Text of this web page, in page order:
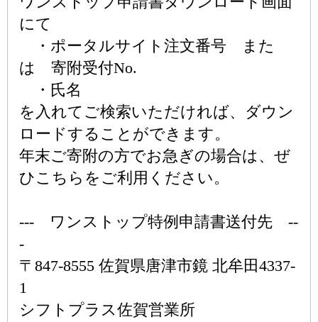
にて
・ポータルサイト注文番号 また
は 寄附受付No.
・氏名
を入れてご検索いただければ、ダウン
ロードすることができます。
年末ご寄附の方でお急ぎの場合は、ぜ
ひこちらをご利用ください。
--- ワンストップ特例申請書送付先 --
-
〒847-8555 佐賀県唐津市鏡 北牟田4337-
1
シフトプラス佐賀営業所